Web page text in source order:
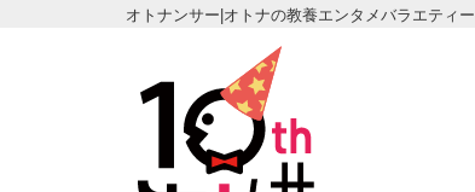
オトナンサー|オトナの教養エンタメバラエティー